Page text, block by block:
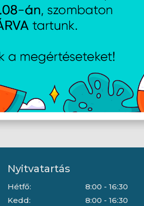
Lenovo Slim USB-C 65W
Adapter
Nyitvatartás
Hétfő:
Kedd:
8:00 - 16:30
8:00 - 16:30